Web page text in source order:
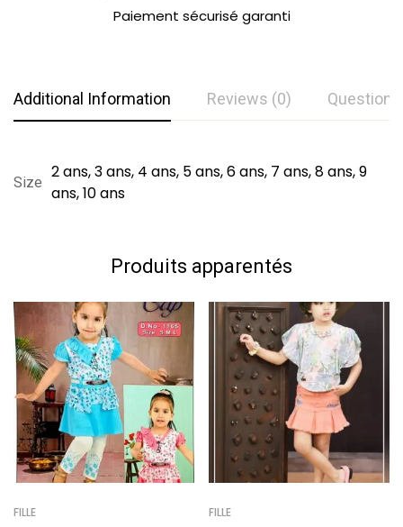
Paiement sécurisé garanti
Additional Information Reviews (0) Questions
Size
2 ans, 3 ans, 4 ans, 5 ans, 6 ans, 7 ans, 8 ans, 9
ans, 10 ans
Notation et évaluation
Basé sur 0 Review
Il n'y a pas encore de commentaires.
Questions et réponses
Question
Aucune question n'a été trouvée.
Produits apparentés
FILLE FILLE